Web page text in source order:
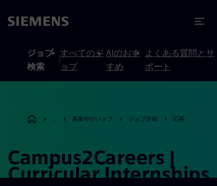
ジョブ
検索
すべてのジ
ョブ
AIのおす
すめ
よくある質問とサ
ポート
... 募集中のジョブ ジョブ詳細 応募
Campus2Careers |
Curricular Internships